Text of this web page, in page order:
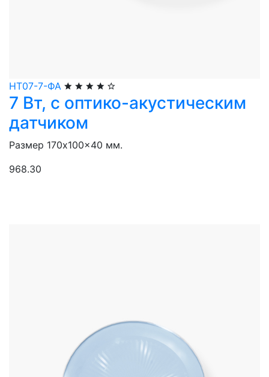
НТ07-7-ФА
7 Вт, с оптико-акустическим
датчиком
Размер 170x100x40 мм.
968.30